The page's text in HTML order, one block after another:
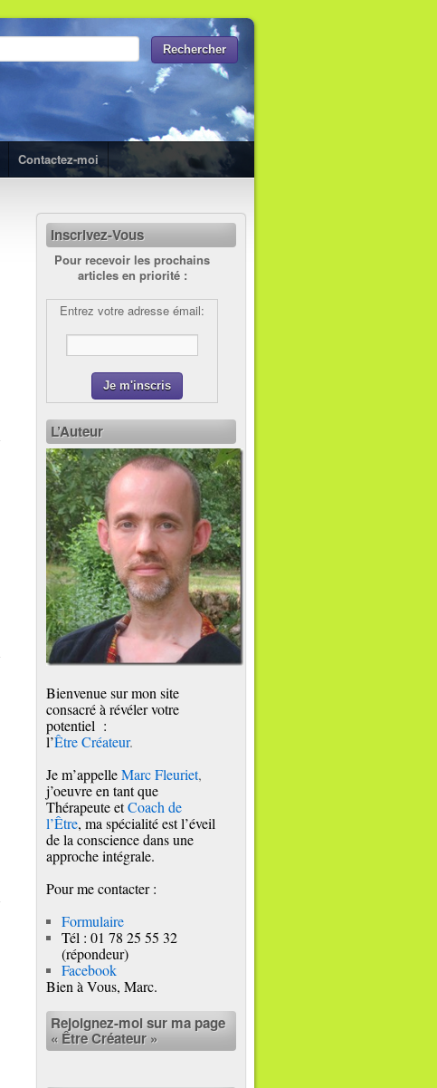
Contactez-moi
Inscrivez-Vous
Pour recevoir les prochains
articles en priorité :
Entrez votre adresse émail:
L’Auteur
Bienvenue sur mon site
consacré à révéler votre
potentiel :
l’Être Créateur.
Je m’appelleMarc Fleuriet,
j’oeuvre en tant que
Thérapeute etCoach de
l’Être, ma spécialité est l’éveil
de la conscience dans une
approche intégrale.
Pour me contacter :
Formulaire
Tél : 01 78 25 55 32
(répondeur)
Facebook
Bien à Vous, Marc.
Rejoignez-moi sur ma page
« Être Créateur »